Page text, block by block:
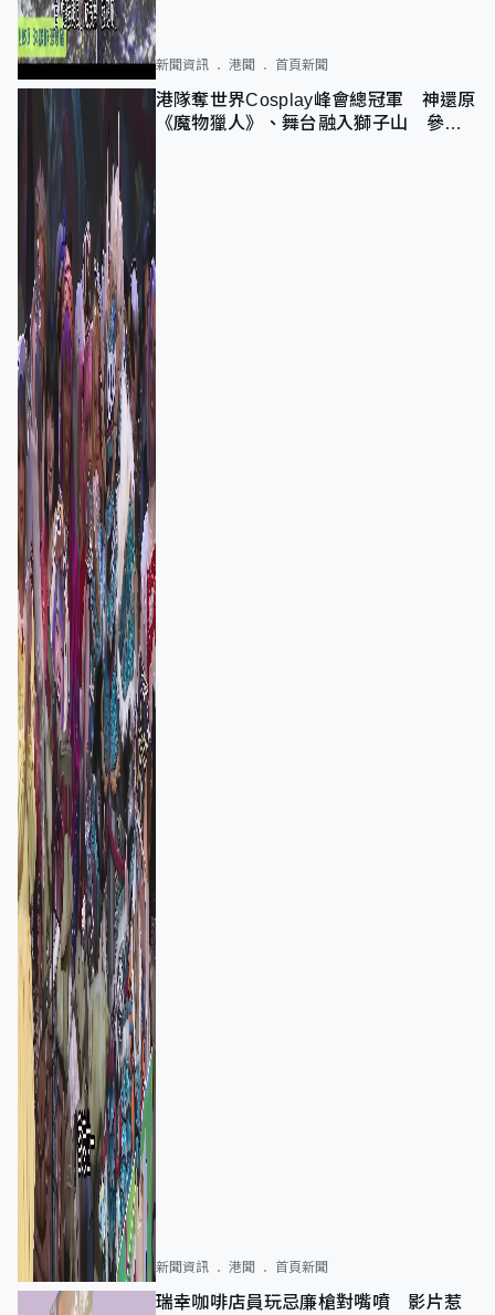
新聞資訊 港聞 首頁新聞
港隊奪世界Cosplay峰會總冠軍 神還原
《魔物獵人》、舞台融入獅子山 參賽
新聞資訊 港聞 首頁新聞
瑞幸咖啡店員玩忌廉槍對嘴噴 影片惹